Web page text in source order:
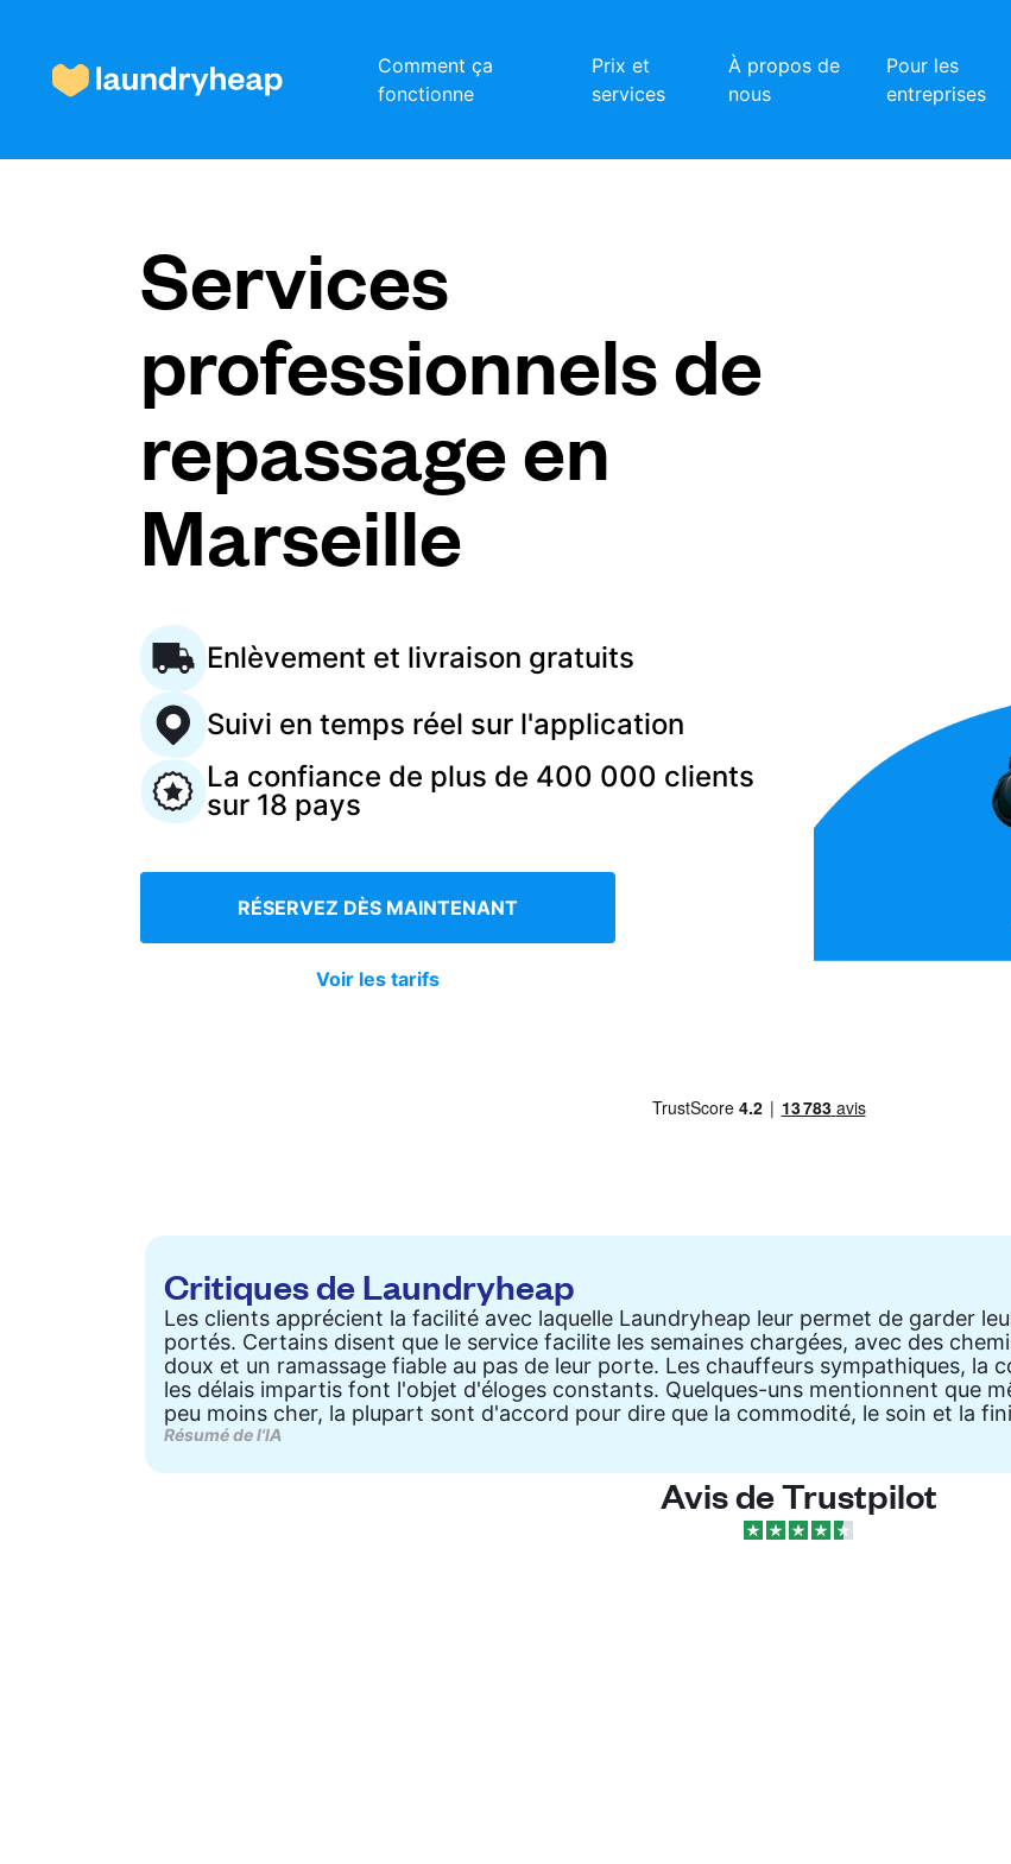
Comment ça
fonctionne
Prix et
services
À propos de
nous
Pour les
entreprises
Prix et services
À propos de nous
Pour les entreprises
Téléchargez notre application mobile
Services
professionnels de
repassage en
Marseille
Enlèvement et livraison gratuits
Suivi en temps réel sur l'application
La confiance de plus de 400 000 clients
sur 18 pays
RÉSERVEZ DÈS MAINTENANT
Voir les tarifs
Critiques de Laundryheap
Les clients apprécient la facilité avec laquelle Laundryheap leur permet de garder
portés. Certains disent que le service facilite les semaines chargées, avec des
doux et un ramassage fiable au pas de leur porte. Les chauffeurs sympathiques, la
les délais impartis font l'objet d'éloges constants. Quelques-uns mentionnent que
peu moins cher, la plupart sont d'accord pour dire que la commodité, le soin et la
Résumé de l'IA
Avis de Trustpilot